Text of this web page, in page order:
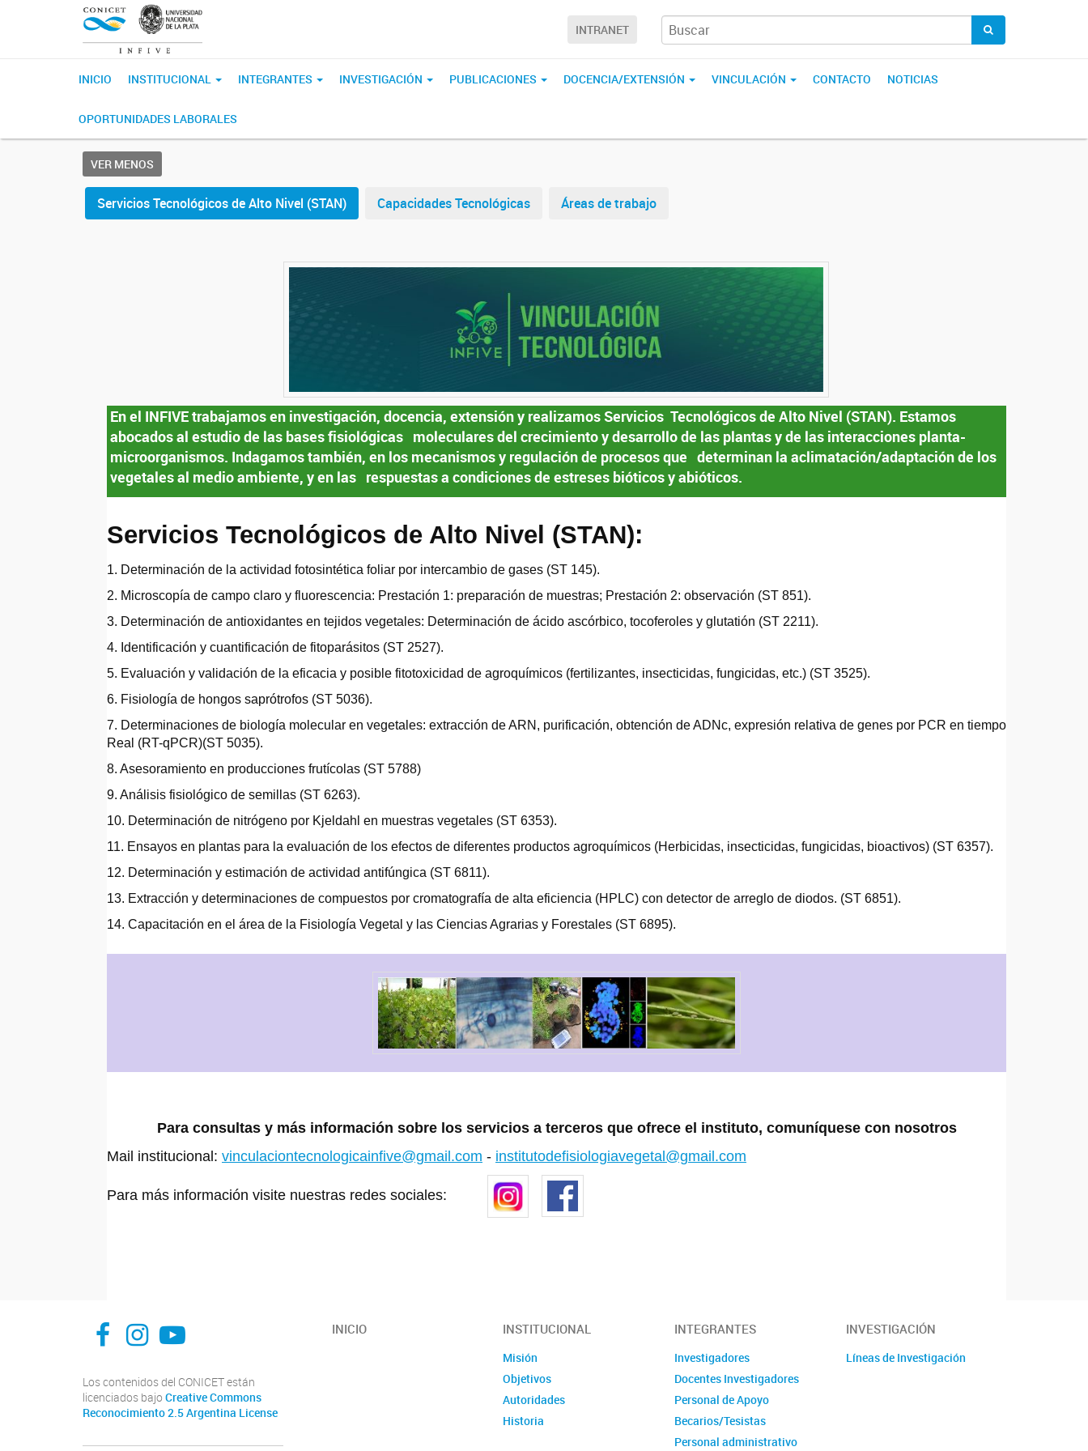
INTRANET
INICIO INSTITUCIONAL INTEGRANTES INVESTIGACIÓN PUBLICACIONES DOCENCIA/EXTENSIÓN VINCULACIÓN CONTACTO NOTICIAS
OPORTUNIDADES LABORALES
VER MENOS
Servicios Tecnológicos de Alto Nivel (STAN) Capacidades Tecnológicas Áreas de trabajo
En el INFIVE trabajamos en investigación, docencia, extensión y realizamos Servicios Tecnológicos de Alto Nivel (STAN). Estamos
abocados al estudio de las bases fisiológicas moleculares del crecimiento y desarrollo de las plantas y de las interacciones planta-
microorganismos. Indagamos también, en los mecanismos y regulación de procesos que determinan la aclimatación/adaptación de los
vegetales al medio ambiente, y en las respuestas a condiciones de estreses bióticos y abióticos.
Servicios Tecnológicos de Alto Nivel (STAN):
1. Determinación de la actividad fotosintética foliar por intercambio de gases (ST 145).
2. Microscopía de campo claro y fluorescencia: Prestación 1: preparación de muestras; Prestación 2: observación (ST 851).
3. Determinación de antioxidantes en tejidos vegetales: Determinación de ácido ascórbico, tocoferoles y glutatión (ST 2211).
4. Identificación y cuantificación de fitoparásitos (ST 2527).
5. Evaluación y validación de la eficacia y posible fitotoxicidad de agroquímicos (fertilizantes, insecticidas, fungicidas, etc.) (ST 3525).
6. Fisiología de hongos saprótrofos (ST 5036).
7. Determinaciones de biología molecular en vegetales: extracción de ARN, purificación, obtención de ADNc, expresión relativa de genes por PCR en tiempo
Real (RT-qPCR)(ST 5035).
8. Asesoramiento en producciones frutícolas (ST 5788)
9. Análisis fisiológico de semillas (ST 6263).
10. Determinación de nitrógeno por Kjeldahl en muestras vegetales (ST 6353).
11. Ensayos en plantas para la evaluación de los efectos de diferentes productos agroquímicos (Herbicidas, insecticidas, fungicidas, bioactivos) (ST 6357).
12. Determinación y estimación de actividad antifúngica (ST 6811).
13. Extracción y determinaciones de compuestos por cromatografía de alta eficiencia (HPLC) con detector de arreglo de diodos. (ST 6851).
14. Capacitación en el área de la Fisiología Vegetal y las Ciencias Agrarias y Forestales (ST 6895).
Para consultas y más información sobre los servicios a terceros que ofrece el instituto, comuníquese con nosotros
Mail institucional: vinculaciontecnologicainfive@gmail.com - institutodefisiologiavegetal@gmail.com
Para más información visite nuestras redes sociales:
INFIVE La Platainstitutodefisiologiavegetal
Instituto de Fisiología Vegetal, La Plata
Los contenidos del CONICET están
licenciados bajo Creative Commons
Reconocimiento 2.5 Argentina License
INICIO INSTITUCIONAL
Misión
Objetivos
Autoridades
Historia
INTEGRANTES
Investigadores
Docentes Investigadores
Personal de Apoyo
Becarios/Tesistas
Personal administrativo
INVESTIGACIÓN
Líneas de Investigación